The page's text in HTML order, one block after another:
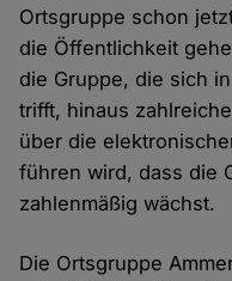
Ortsgruppe schon
die Öffentlichkeit
die Gruppe, die sich
trifft, hinaus
über die
führen wird, dass die
zahlenmäßig wächst.
Die Ortsgruppe